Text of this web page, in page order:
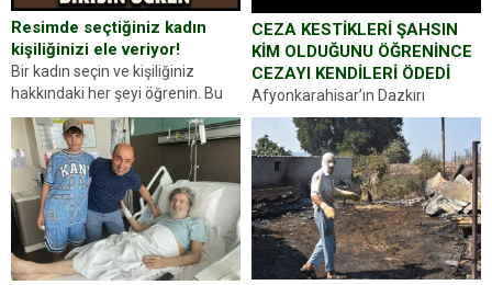
Resimde seçtiğiniz kadın
kişiliğinizi ele veriyor!
Bir kadın seçin ve kişiliğiniz
hakkındaki her şeyi öğrenin. Bu
kez karşınıza oldukça farklı bir
kişilik testiyle çıkıyoruz. Resimde
gördüğünüz kadın figürlerinden
dikkatinizi en...
CEZA KESTİKLERİ ŞAHSIN
KİM OLDUĞUNU ÖĞRENİNCE
CEZAYI KENDİLERİ ÖDEDİ
Afyonkarahisar’ın Dazkırı
ilçesinde trafik uygulaması
yapan jandarma ekipleri
durdurdukları bir otomobilin
sürücüsünden ehliyet ve ruhsat
sorup belgelerini istedi. Sürücü
Abdurrahman Ö.nün verdiği
evraklarda eksik olduğunu...